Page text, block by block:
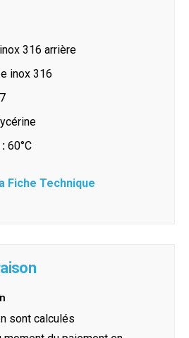
316 arrière
inox 316
60°C
Fiche Technique
sont calculés